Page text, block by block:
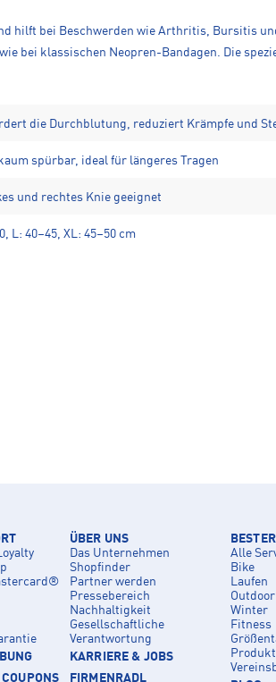
hilft bei Beschwerden wie Arthritis, Bursitis
bei klassischen Neopren-Bandagen. Die
die Durchblutung, reduziert Krämpfe und
spürbar, ideal für längeres Tragen
und rechtes Knie geeignet
L: 40–45, XL: 45–50 cm
ÜBER UNS
Das Unternehmen
Shopfinder
Partner werden
Pressebereich
Nachhaltigkeit
Gesellschaftliche
Verantwortung
KARRIERE & JOBS
FIRMENRADL
Alle
Bike
Laufen
Outdoor
Winter
Fitness